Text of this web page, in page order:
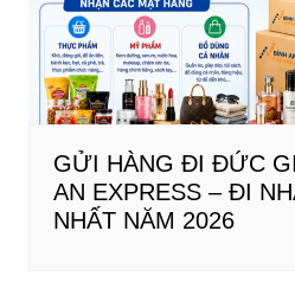
GỬI HÀNG ĐI ĐỨC
AN EXPRESS – ĐI
NHẤT NĂM 2026